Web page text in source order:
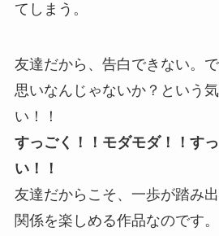
てしまう。
友達だから、告白できない。
思いなんじゃないか？という
い！！
すっごく！！モダモダ！！す
い！！
友達だからこそ、一歩が踏み
関係を楽しめる作品なのです。